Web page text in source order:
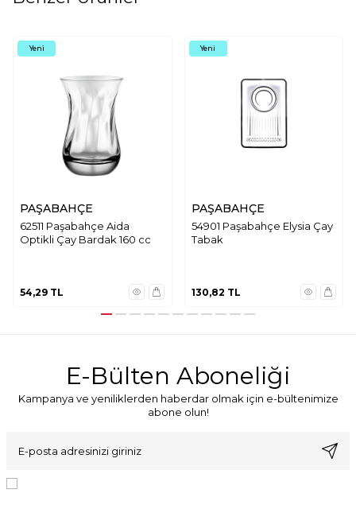
Yeni
PAŞABAHÇE
62511 Paşabahçe Aida
Optikli Çay Bardak 160 cc
54,29 TL
Yeni
PAŞABAHÇE
54901 Paşabahçe Elysia Çay
Tabak
130,82 TL
E-Bülten Aboneliği
Kampanya ve yeniliklerden haberdar olmak için e-bültenimize
abone olun!